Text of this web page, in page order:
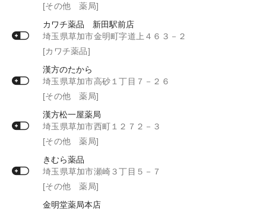
[その他 薬局]
カワチ薬品 新田駅前店
埼玉県草加市金明町字道上４６３－２
[カワチ薬品]
漢方のたから
埼玉県草加市高砂１丁目７－２６
[その他 薬局]
漢方松一屋薬局
埼玉県草加市西町１２７２－３
[その他 薬局]
きむら薬品
埼玉県草加市瀬崎３丁目５－７
[その他 薬局]
金明堂薬局本店